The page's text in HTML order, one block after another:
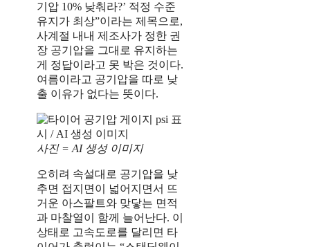
기압 10% 낮춰라?’ 적정 수준
유지가 최상”이라는 제목으로,
사계절 내내 제조사가 정한 권
장 공기압을 그대로 유지하는
게 정답이라고 못 박은 것이다.
여름이라고 공기압을 따로 낮
출 이유가 없다는 뜻이다.
사진 = AI 생성 이미지
오히려 속설대로 공기압을 낮
추면 접지면이 넓어지면서 뜨
거운 아스팔트와 맞닿는 면적
과 마찰열이 함께 늘어난다. 이
상태로 고속도로를 달리면 타